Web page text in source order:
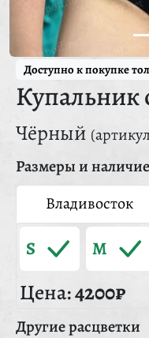
Доступно к покупке
Купальник
Чёрный
Размеры и наличие
Владивосток
S M
Цена:4200₽
Другие расцветки